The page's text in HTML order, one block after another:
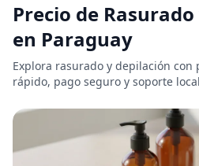
Precio de
en Paraguay
Explora rasurado y depilación con
rápido, pago seguro y soporte